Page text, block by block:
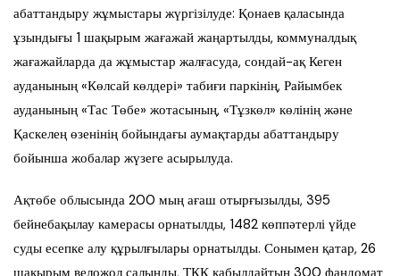
абаттандыру жұмыстары жүргізілуде: Қонаев қаласында
ұзындығы 1 шақырым жағажай жаңартылды, коммуналдық
жағажайларда да жұмыстар жалғасуда, сондай-ақ Кеген
ауданының «Көлсай көлдері» табиғи паркінің, Райымбек
ауданының «Тас Төбе» жотасының, «Тұзкөл» көлінің және
Қаскелең өзенінің бойындағы аумақтарды абаттандыру
бойынша жобалар жүзеге асырылуда.
Ақтөбе облысында 200 мың ағаш отырғызылды, 395
бейнебақылау камерасы орнатылды, 1482 көппәтерлі үйде
суды есепке алу құрылғылары орнатылды. Сонымен қатар, 26
шақырым веложол салынды, ТҚҚ қабылдайтын 300 фандомат